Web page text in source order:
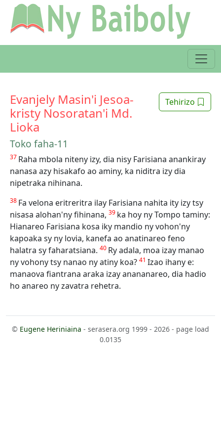
Tehirizo
Evanjely Masin'i Jesoa-
kristy Nosoratan'i Md.
Lioka
Toko faha-11
37 Raha mbola niteny izy, dia nisy Farisiana anankiray
nanasa azy hisakafo ao aminy, ka niditra izy dia
nipetraka nihinana.
38 Fa velona eritreritra ilay Farisiana nahita ity izy tsy
nisasa alohan'ny fihinana, 39 ka hoy ny Tompo taminy:
Hianareo Farisiana kosa iky mandio ny vohon'ny
kapoaka sy ny lovia, kanefa ao anatinareo feno
halatra sy faharatsiana. 40 Ry adala, moa izay manao
ny vohony tsy nanao ny atiny koa? 41 Izao ihany e:
manaova fiantrana araka izay anananareo, dia hadio
ho anareo ny zavatra rehetra.
© Eugene Heriniaina - serasera.org 1999 - 2026 - page load
0.0135